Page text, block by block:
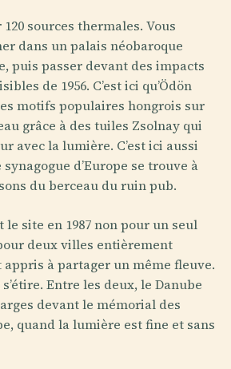
sources thermales. Vous
dans un palais néobaroque
puis passer devant des impacts
de 1956. C’est ici qu’Ödön
motifs populaires hongrois sur
grâce à des tuiles Zsolnay qui
avec la lumière. C’est ici aussi
d’Europe se trouve à
du berceau du ruin pub.
le site en 1987 non pour un seul
deux villes entièrement
à partager un même fleuve.
Entre les deux, le Danube
devant le mémorial des
quand la lumière est fine et sans